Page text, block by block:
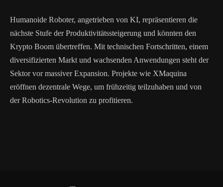
Humanoide Roboter, angetrieben von KI, repräsentieren die
nächste Stufe der Produktivitätssteigerung und könnten den
Krypto Boom übertreffen. Mit technischen Fortschritten, einem
diversifizierten Markt und wachsenden Anwendungen steht der
Sektor vor massiver Expansion. Projekte wie XMaquina
eröffnen dezentrale Wege, um frühzeitig teilzuhaben und von
der Robotics-Revolution zu profitieren.